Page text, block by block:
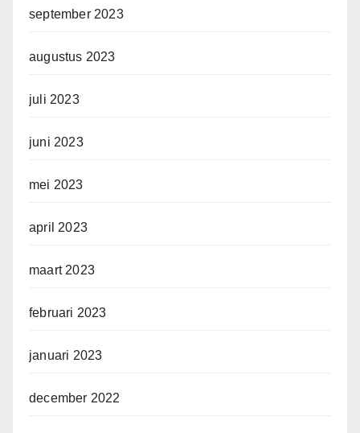
september 2023
augustus 2023
juli 2023
juni 2023
mei 2023
april 2023
maart 2023
februari 2023
januari 2023
december 2022